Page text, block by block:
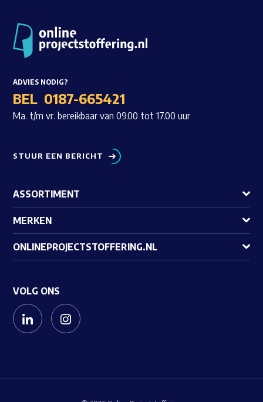
ADVIES NODIG?
BEL 0187-665421
Ma. t/m vr. bereikbaar van 09.00 tot 17.00 uur
STUUR EEN BERICHT
ASSORTIMENT
MERKEN
ONLINEPROJECTSTOFFERING.NL
VOLG ONS